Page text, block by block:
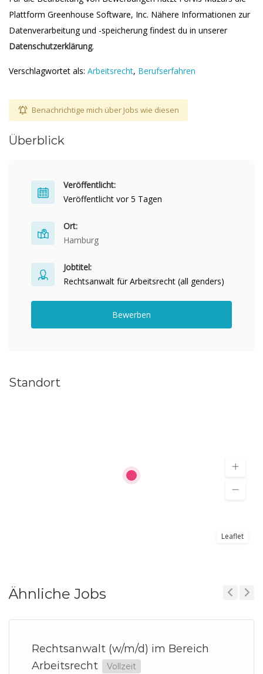
Plattform Greenhouse Software, Inc. Nähere Informationen zur
Datenverarbeitung und -speicherung findest du in unserer
Datenschutzerklärung.
Verschlagwortet als: Arbeitsrecht, Berufserfahren
Benachrichtige mich über Jobs wie diesen
Überblick
Veröffentlicht:
Veröffentlicht vor 5 Tagen
Ort:
Hamburg
Jobtitel:
Rechtsanwalt für Arbeitsrecht (all genders)
Bewerben
Standort
Leaflet
Ähnliche Jobs
Rechtsanwalt (w/m/d) im Bereich
Arbeitsrecht
Vollzeit